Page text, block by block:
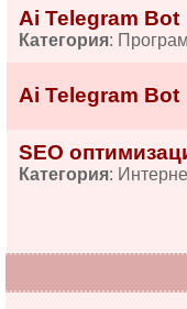
Ai Telegram Bot
Категория:
Ai Telegram Bot
SEO
Категория: